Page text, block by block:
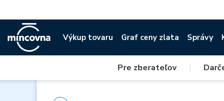
Výkup tovaru Graf ceny zlata Správy
Pre zberateľov |